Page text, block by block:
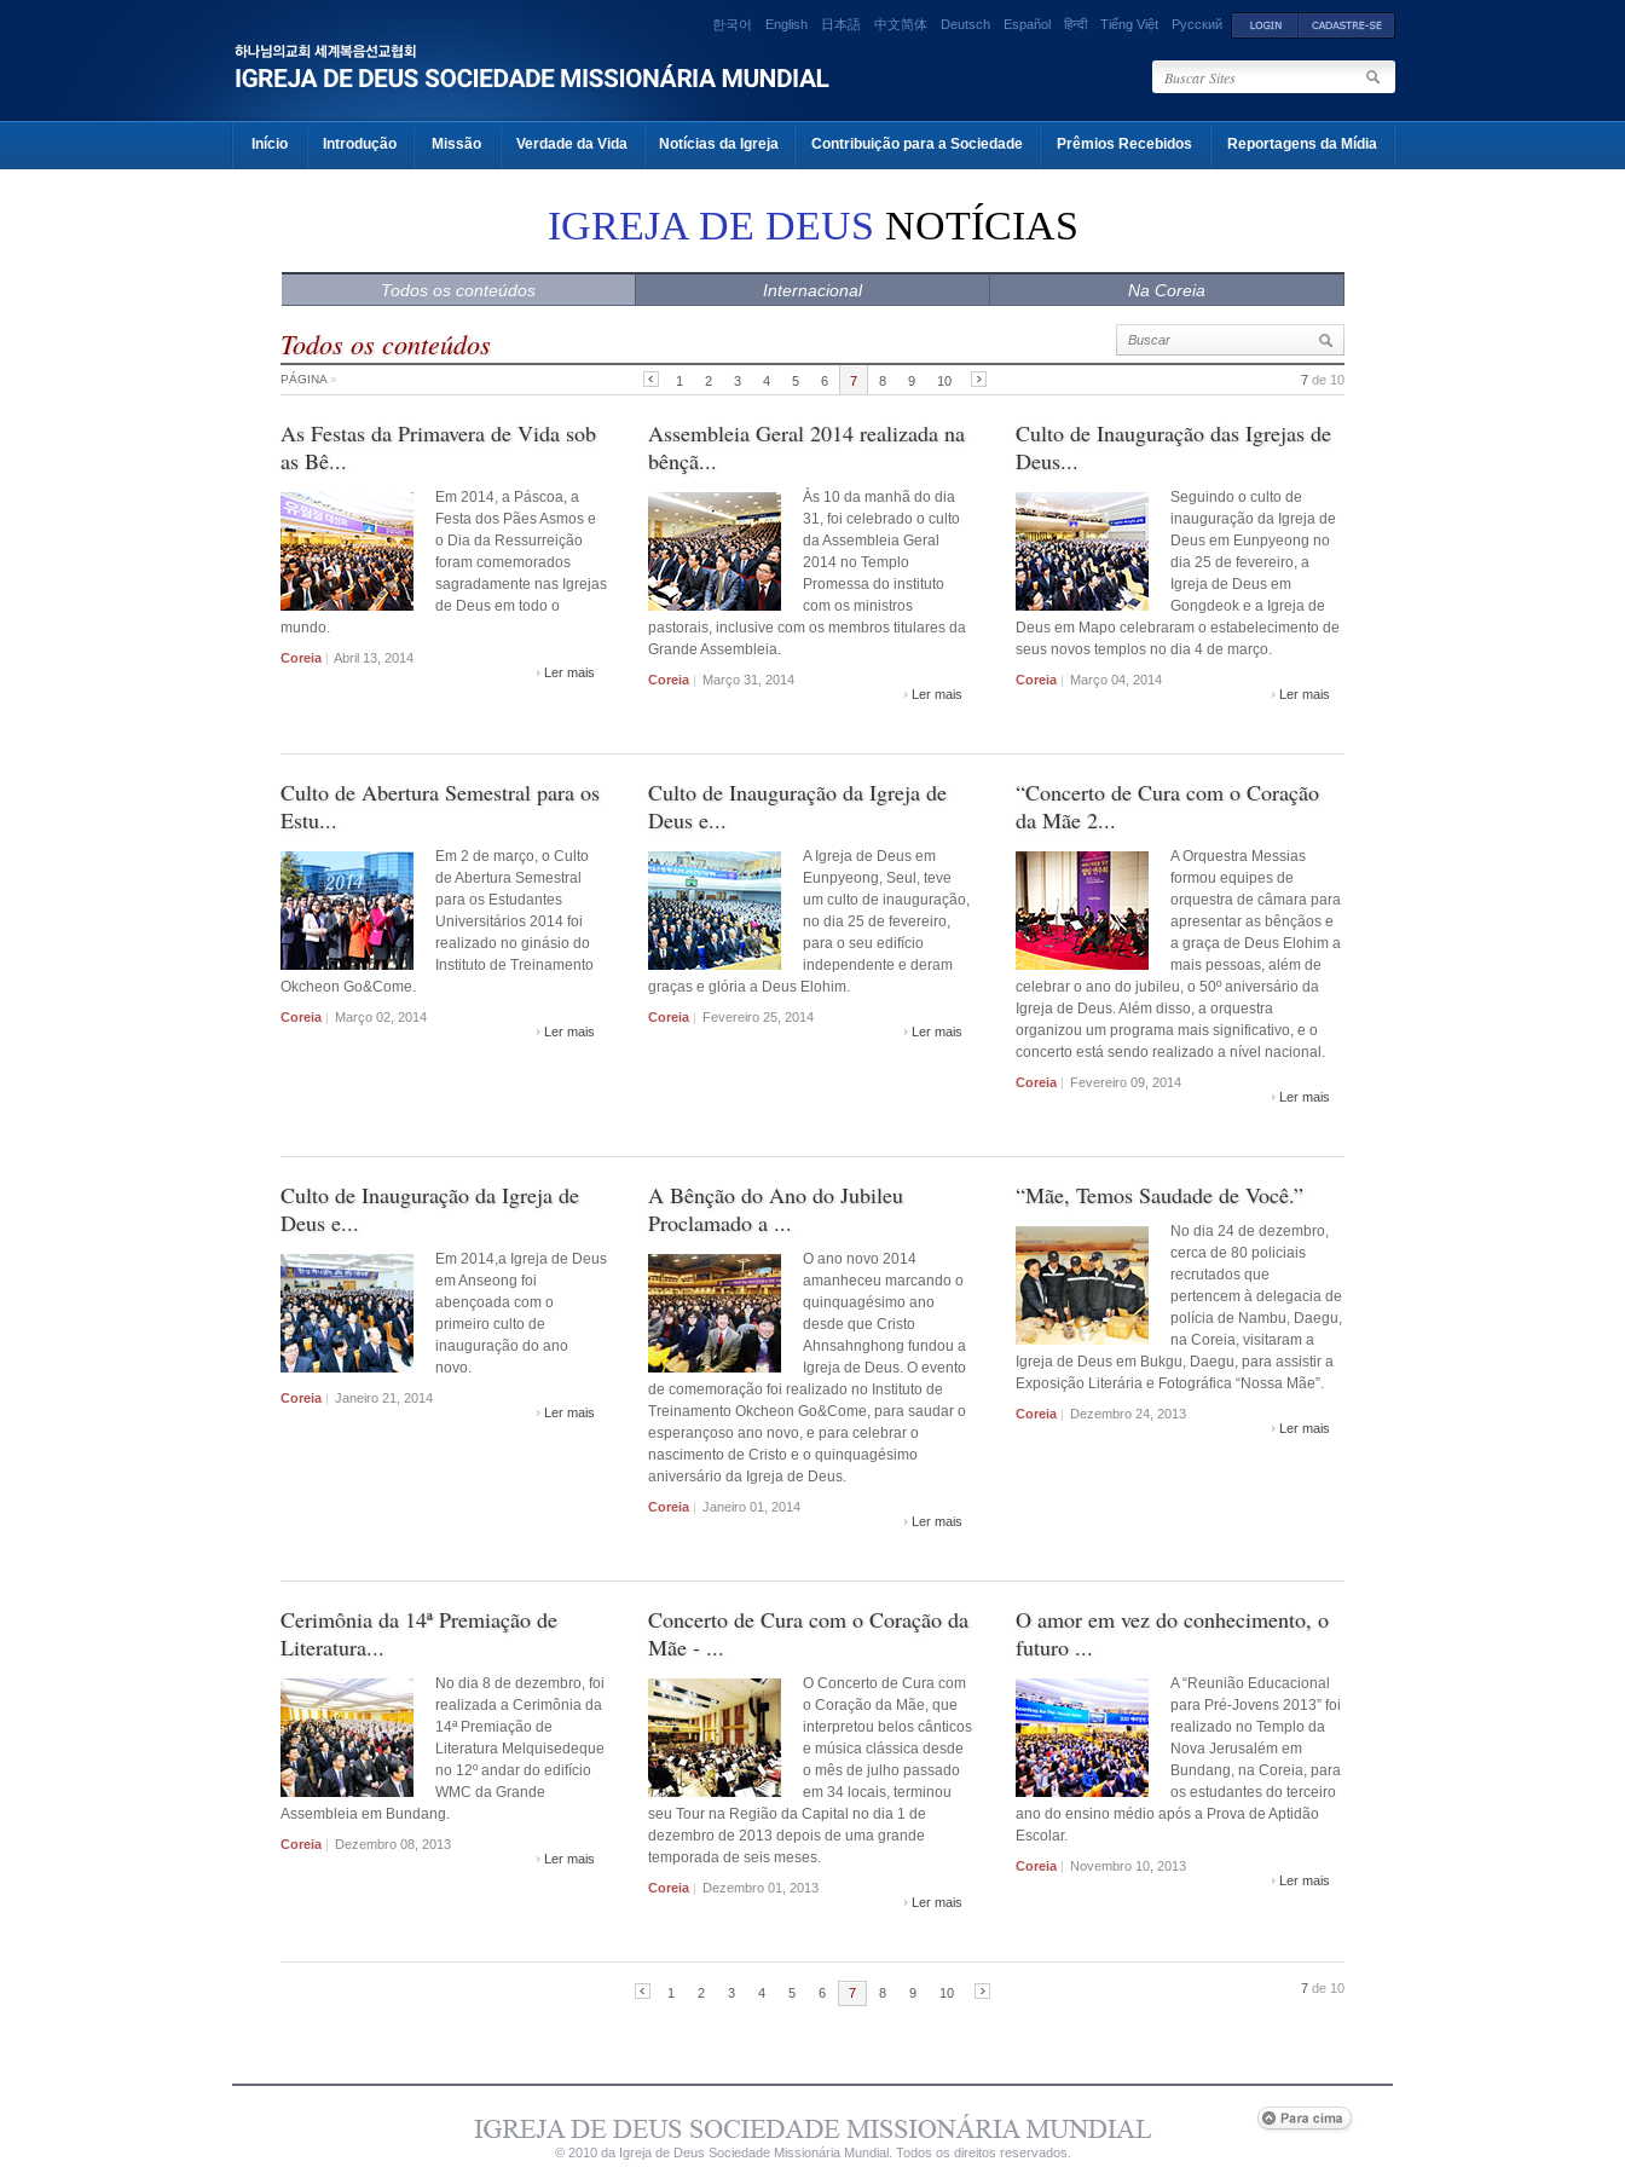
한국어 English 日本語 中文简体 Deutsch Español हिन्दी Tiếng Việt Русский
Início Introdução Missão Verdade da Vida Notícias da Igreja Contribuição para a Sociedade Prêmios Recebidos Reportagens da Mídia
IGREJA DE DEUS NOTÍCIAS
Todos os conteúdos Internacional Na Coreia
Todos os conteúdos
PÁGINA » 7 de 10
1 2 3 4 5 6 7 8 9 10
As Festas da Primavera de Vida sob
as Bê...
Em 2014, a Páscoa, a
Festa dos Pães Asmos e
o Dia da Ressurreição
foram comemorados
sagradamente nas Igrejas
de Deus em todo o
mundo.
Coreia | Abril 13, 2014
Ler mais
Assembleia Geral 2014 realizada na
bênçã...
Às 10 da manhã do dia
31, foi celebrado o culto
da Assembleia Geral
2014 no Templo
Promessa do instituto
com os ministros
pastorais, inclusive com os membros titulares da
Grande Assembleia.
Coreia | Março 31, 2014
Ler mais
Culto de Inauguração das Igrejas de
Deus...
Seguindo o culto de
inauguração da Igreja de
Deus em Eunpyeong no
dia 25 de fevereiro, a
Igreja de Deus em
Gongdeok e a Igreja de
Deus em Mapo celebraram o estabelecimento de
seus novos templos no dia 4 de março.
Coreia | Março 04, 2014
Ler mais
Culto de Abertura Semestral para os
Estu...
Em 2 de março, o Culto
de Abertura Semestral
para os Estudantes
Universitários 2014 foi
realizado no ginásio do
Instituto de Treinamento
Okcheon Go&Come.
Coreia | Março 02, 2014
Ler mais
Culto de Inauguração da Igreja de
Deus e...
A Igreja de Deus em
Eunpyeong, Seul, teve
um culto de inauguração,
no dia 25 de fevereiro,
para o seu edifício
independente e deram
graças e glória a Deus Elohim.
Coreia | Fevereiro 25, 2014
Ler mais
“Concerto de Cura com o Coração
da Mãe 2...
A Orquestra Messias
formou equipes de
orquestra de câmara para
apresentar as bênçãos e
a graça de Deus Elohim a
mais pessoas, além de
celebrar o ano do jubileu, o 50º aniversário da
Igreja de Deus. Além disso, a orquestra
organizou um programa mais significativo, e o
concerto está sendo realizado a nível nacional.
Coreia | Fevereiro 09, 2014
Ler mais
Culto de Inauguração da Igreja de
Deus e...
Em 2014,a Igreja de Deus
em Anseong foi
abençoada com o
primeiro culto de
inauguração do ano
novo.
Coreia | Janeiro 21, 2014
Ler mais
A Bênção do Ano do Jubileu
Proclamado a ...
O ano novo 2014
amanheceu marcando o
quinquagésimo ano
desde que Cristo
Ahnsahnghong fundou a
Igreja de Deus. O evento
de comemoração foi realizado no Instituto de
Treinamento Okcheon Go&Come, para saudar o
esperançoso ano novo, e para celebrar o
nascimento de Cristo e o quinquagésimo
aniversário da Igreja de Deus.
Coreia | Janeiro 01, 2014
Ler mais
“Mãe, Temos Saudade de Você.”
No dia 24 de dezembro,
cerca de 80 policiais
recrutados que
pertencem à delegacia de
polícia de Nambu, Daegu,
na Coreia, visitaram a
Igreja de Deus em Bukgu, Daegu, para assistir a
Exposição Literária e Fotográfica “Nossa Mãe”.
Coreia | Dezembro 24, 2013
Ler mais
Cerimônia da 14ª Premiação de
Literatura...
No dia 8 de dezembro, foi
realizada a Cerimônia da
14ª Premiação de
Literatura Melquisedeque
no 12º andar do edifício
WMC da Grande
Assembleia em Bundang.
Coreia | Dezembro 08, 2013
Ler mais
Concerto de Cura com o Coração da
Mãe - ...
O Concerto de Cura com
o Coração da Mãe, que
interpretou belos cânticos
e música clássica desde
o mês de julho passado
em 34 locais, terminou
seu Tour na Região da Capital no dia 1 de
dezembro de 2013 depois de uma grande
temporada de seis meses.
Coreia | Dezembro 01, 2013
Ler mais
O amor em vez do conhecimento, o
futuro ...
A “Reunião Educacional
para Pré-Jovens 2013” foi
realizado no Templo da
Nova Jerusalém em
Bundang, na Coreia, para
os estudantes do terceiro
ano do ensino médio após a Prova de Aptidão
Escolar.
Coreia | Novembro 10, 2013
Ler mais
7 de 10
1 2 3 4 5 6 7 8 9 10
© 2010 da Igreja de Deus Sociedade Missionária Mundial. Todos os direitos reservados.